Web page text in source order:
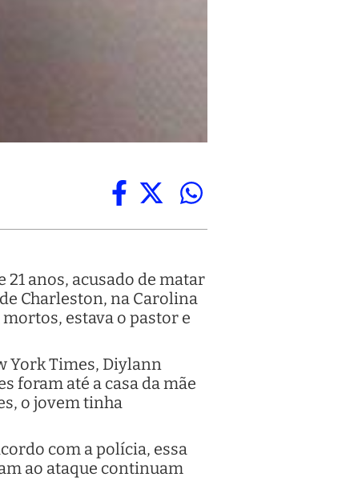
anos, acusado de matar
Charleston, na Carolina
estava o pastor e
York Times, Diylann
foram até a casa da mãe
o jovem tinha
com a polícia, essa
ao ataque continuam